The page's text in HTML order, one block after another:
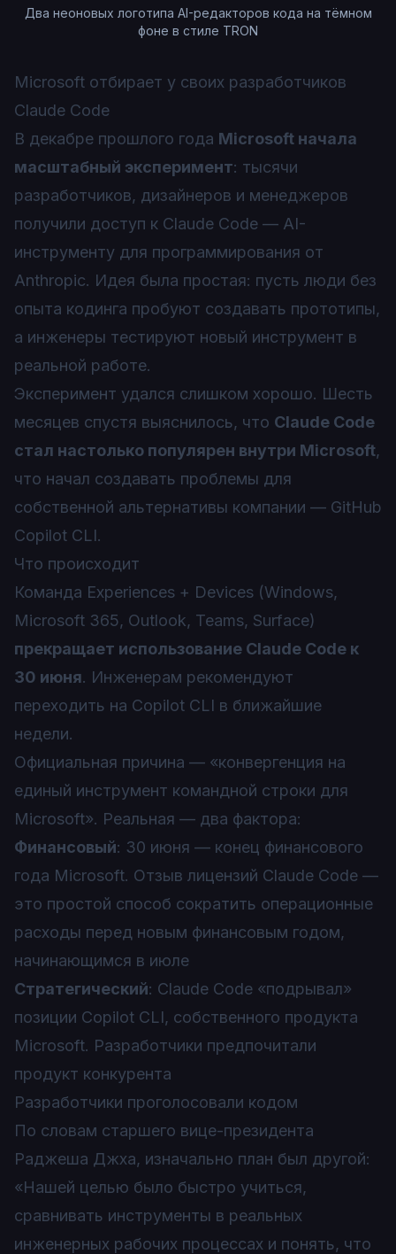
Два неоновых логотипа AI-редакторов кода на тёмном
фоне в стиле TRON
Microsoft отбирает у своих разработчиков
Claude Code
В декабре прошлого года Microsoft начала
масштабный эксперимент: тысячи
разработчиков, дизайнеров и менеджеров
получили доступ к Claude Code — AI-
инструменту для программирования от
Anthropic. Идея была простая: пусть люди без
опыта кодинга пробуют создавать прототипы,
а инженеры тестируют новый инструмент в
реальной работе.
Эксперимент удался слишком хорошо. Шесть
месяцев спустя выяснилось, что Claude Code
стал настолько популярен внутри Microsoft,
что начал создавать проблемы для
собственной альтернативы компании — GitHub
Copilot CLI.
Что происходит
Команда Experiences + Devices (Windows,
Microsoft 365, Outlook, Teams, Surface)
прекращает использование Claude Code к
30 июня. Инженерам рекомендуют
переходить на Copilot CLI в ближайшие
недели.
Официальная причина — «конвергенция на
единый инструмент командной строки для
Microsoft». Реальная — два фактора:
Финансовый: 30 июня — конец финансового
года Microsoft. Отзыв лицензий Claude Code —
это простой способ сократить операционные
расходы перед новым финансовым годом,
начинающимся в июле
Стратегический: Claude Code «подрывал»
позиции Copilot CLI, собственного продукта
Microsoft. Разработчики предпочитали
продукт конкурента
Разработчики проголосовали кодом
По словам старшего вице-президента
Раджеша Джха, изначально план был другой:
«Нашей целью было быстро учиться,
сравнивать инструменты в реальных
инженерных рабочих процессах и понять, что